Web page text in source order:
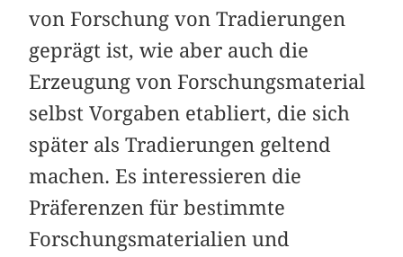
von Forschung von Tradierungen
geprägt ist, wie aber auch die
Erzeugung von Forschungsmaterial
selbst Vorgaben etabliert, die sich
später als Tradierungen geltend
machen. Es interessieren die
Präferenzen für bestimmte
Forschungsmaterialien und